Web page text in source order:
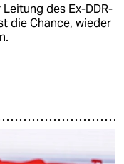
des Ex-DDR-
die Chance, wieder